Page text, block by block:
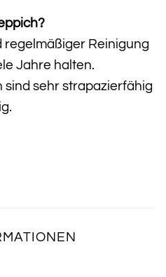
regelmäßiger Reinigung
Jahre halten.
sind sehr strapazierfähig